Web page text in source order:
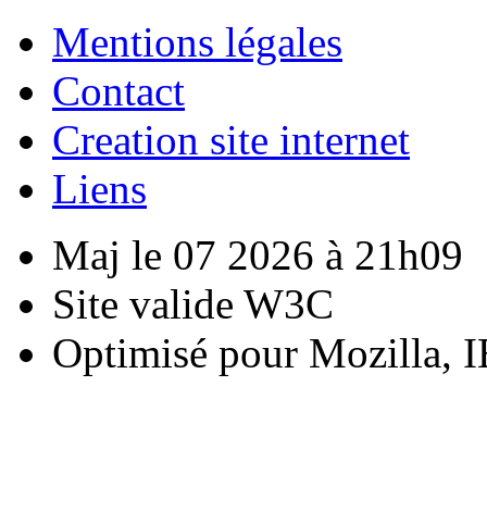
Mentions légales
Contact
Creation site internet
Liens
Maj le 07 2026 à 21h09
Site valide W3C
Optimisé pour Mozilla,